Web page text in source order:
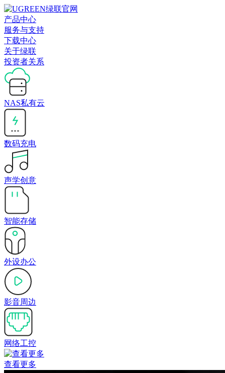
产品中心
服务与支持
下载中心
关于绿联
投资者关系
NAS私有云
数码充电
声学创意
智能存储
外设办公
影音周边
网络工控
查看更多